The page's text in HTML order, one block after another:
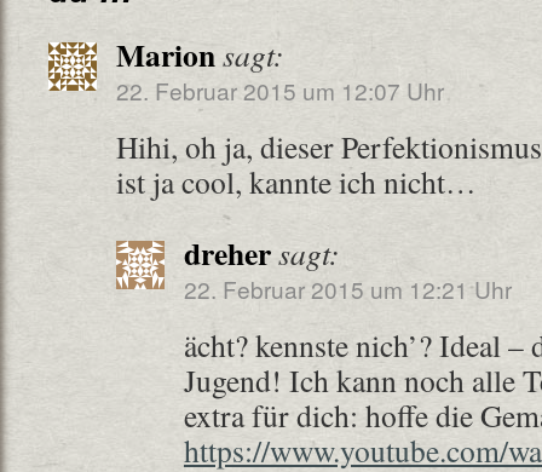
Marionsagt:
22. Februar 2015 um 12:07 Uhr
Hihi, oh ja, dieser
ist ja cool, kannte ich nicht…
drehersagt:
22. Februar 2015 um 12:21 Uhr
ächt? kennste nich’? Ideal
Jugend! Ich kann noch alle
extra für dich: hoffe die
https://www.youtube.com/